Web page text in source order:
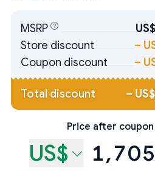
MSRP
Store discount
–
Coupon discount
–
Total discount –
Price after coupon
US$